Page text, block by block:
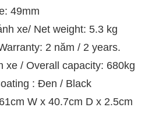
49mm
xe/ Net weight: 5.3 kg
2 năm / 2 years.
xe / Overall capacity: 680kg
: Đen / Black
W x 40.7cm D x 2.5cm